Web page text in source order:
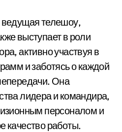
телешоу,
выступает в роли
активно участвуя в
и заботясь о каждой
Она
лидера и командира,
персоналом и
качество работы.